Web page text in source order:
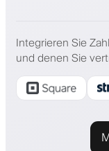
Integrieren Sie
und denen Sie